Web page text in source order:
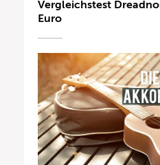
Vergleichstest
Euro